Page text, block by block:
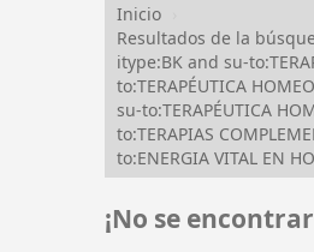
Inicio
Resultados de la
itype:BK and su-
to:TERAPÉUTICA
su-to:TERAPÉUTICA
to:TERAPIAS
to:ENERGIA VITAL EN
¡No se